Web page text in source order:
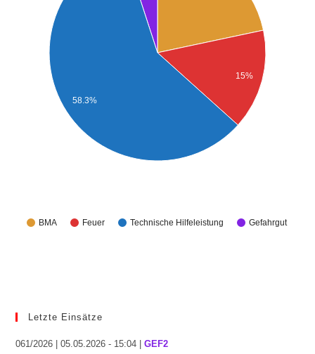
BMA Feuer Technische Hilfeleistung Gefahrgut
15%
58.3%
Letzte Einsätze
061/2026 | 05.05.2026 - 15:04 |GEF2